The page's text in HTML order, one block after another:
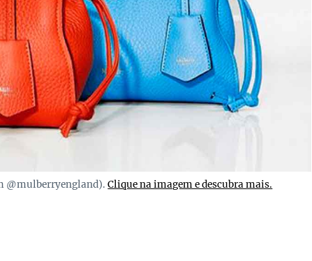
@mulberryengland).Clique na imagem e descubra mais.